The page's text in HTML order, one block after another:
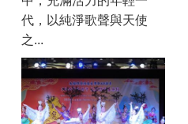
代，以純淨歌聲與天使
之...